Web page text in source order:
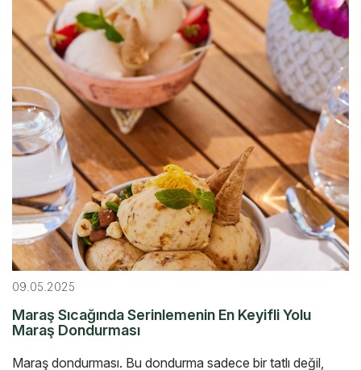
09.05.2025
Maraş Sıcağında Serinlemenin En Keyifli Yolu
Maraş Dondurması
Maraş dondurması. Bu dondurma sadece bir tatlı değil,